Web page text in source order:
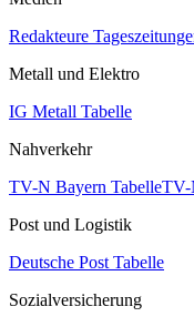
Redakteure
Metall und Elektro
IG Metall Tabelle
Nahverkehr
TV-N Bayern TabelleTV-
Post und Logistik
Deutsche Post Tabelle
Sozialversicherung